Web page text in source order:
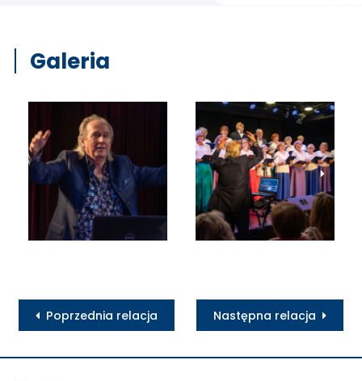
Galeria
Poprzednia relacja Następna relacja